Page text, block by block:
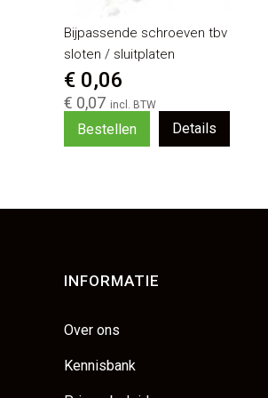
Bijpassende schroeven tbv
sloten / sluitplaten
€ 0,07
€ 0,06
Bestellen Details
INFORMATIE
Over ons
Kennisbank